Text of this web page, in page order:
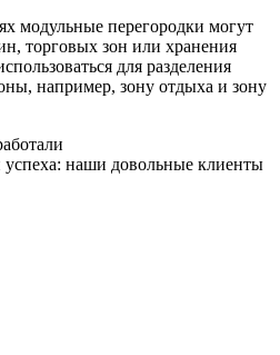
модульные перегородки могут
торговых зон или хранения
для разделения
например, зону отдыха и зону
наши довольные клиенты